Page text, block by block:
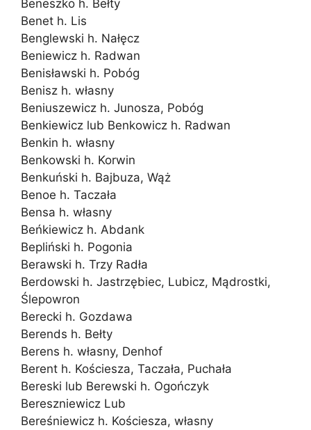
Beneszko h. Bełty
Benet h. Lis
Benglewski h. Nałęcz
Beniewicz h. Radwan
Benisławski h. Pobóg
Benisz h. własny
Beniuszewicz h. Junosza, Pobóg
Benkiewicz lub Benkowicz h. Radwan
Benkin h. własny
Benkowski h. Korwin
Benkuński h. Bajbuza, Wąż
Benoe h. Taczała
Bensa h. własny
Beńkiewicz h. Abdank
Bepliński h. Pogonia
Berawski h. Trzy Radła
Berdowski h. Jastrzębiec, Lubicz, Mądrostki,
Ślepowron
Berecki h. Gozdawa
Berends h. Bełty
Berens h. własny, Denhof
Berent h. Kościesza, Taczała, Puchała
Bereski lub Berewski h. Ogończyk
Bereszniewicz Lub
Bereśniewicz h. Kościesza, własny